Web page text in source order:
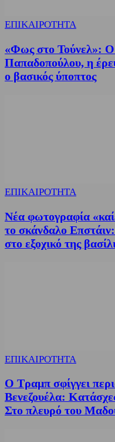
ΕΠΙΚΑΙΡΟΤΗΤΑ
«Φως στο Τούνελ»: Ο
Παπαδοπούλου, η
ο βασικός ύποπτος
ΕΠΙΚΑΙΡΟΤΗΤΑ
Νέα φωτογραφία
το σκάνδαλο
στο εξοχικό της
ΕΠΙΚΑΙΡΟΤΗΤΑ
Ο Τραμπ σφίγγει
Βενεζουέλα:
Στο πλευρό του